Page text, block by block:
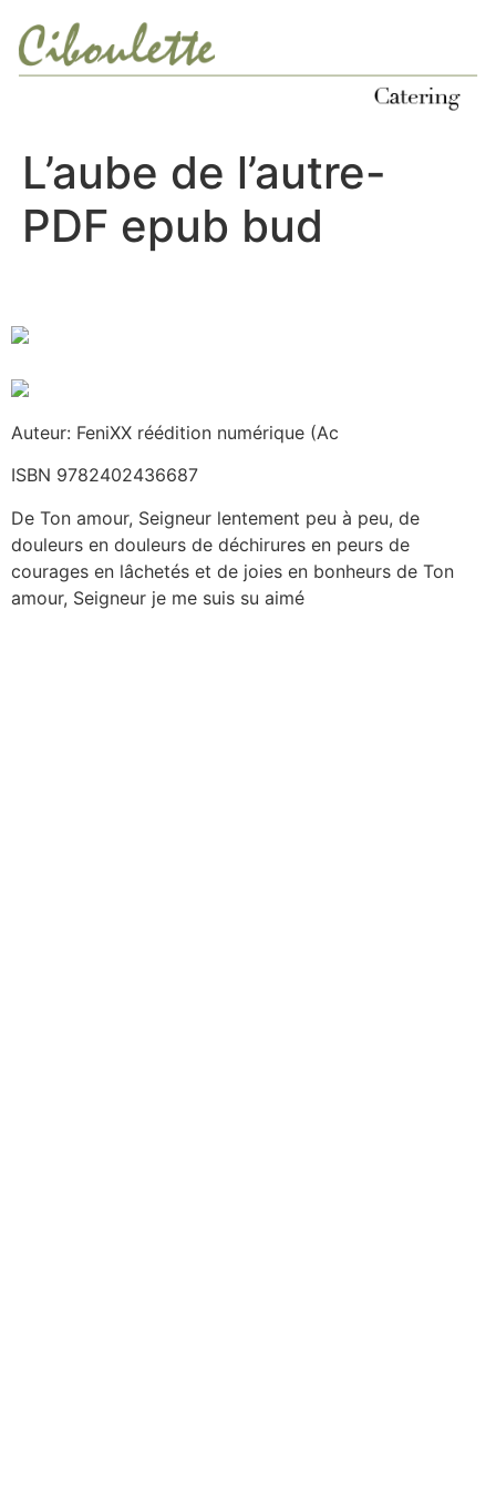
contenido
L’aube de l’autre-
PDF epub bud
Auteur: FeniXX réédition numérique (Ac
ISBN 9782402436687
De Ton amour, Seigneur lentement peu à peu, de
douleurs en douleurs de déchirures en peurs de
courages en lâchetés et de joies en bonheurs de Ton
amour, Seigneur je me suis su aimé